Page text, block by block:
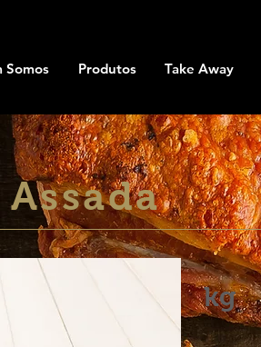
Somos Produtos Take Away
kg